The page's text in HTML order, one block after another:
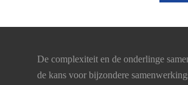
De complexiteit en de onderlinge
de kans voor bijzondere